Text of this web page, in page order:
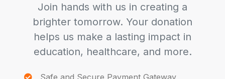
Join hands with us in creating a
brighter tomorrow. Your donation
helps us make a lasting impact in
education, healthcare, and more.
Safe and Secure Payment Gateway